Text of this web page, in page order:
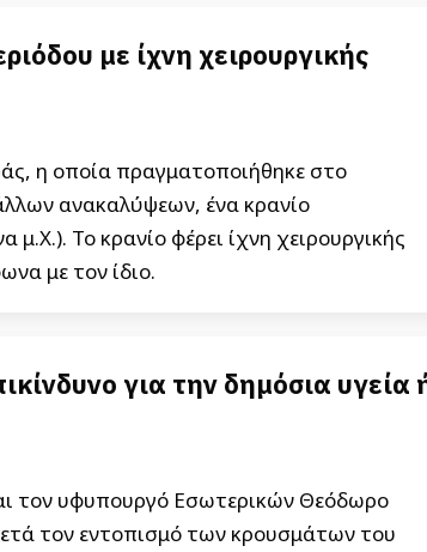
με ίχνη χειρουργικής
η οποία πραγματοποιήθηκε στο
ανακαλύψεων, ένα κρανίο
Το κρανίο φέρει ίχνη χειρουργικής
με τον ίδιο.
για την δημόσια υγεία
τον υφυπουργό Εσωτερικών Θεόδωρο
τον εντοπισμό των κρουσμάτων του